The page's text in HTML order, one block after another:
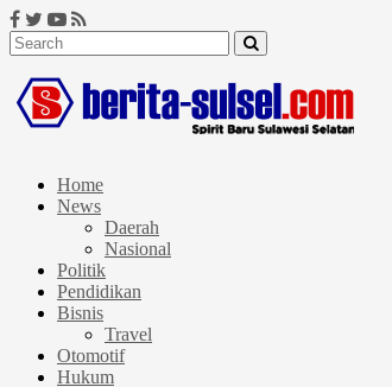
Home
News
Daerah
Nasional
Politik
Pendidikan
Bisnis
Travel
Otomotif
Hukum